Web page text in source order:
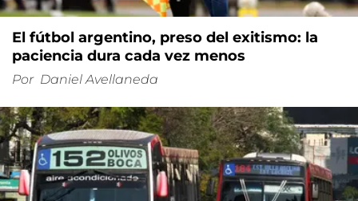
El fútbol argentino, preso del exitismo: la
paciencia dura cada vez menos
Por Daniel Avellaneda